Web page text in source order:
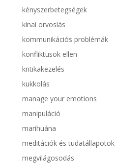
kényszerbetegségek
kínai orvoslás
kommunikációs problémák
konfliktusok ellen
kritikakezelés
kukkolás
manage your emotions
manipuláció
marihuána
meditációk és tudatállapotok
megvilágosodás